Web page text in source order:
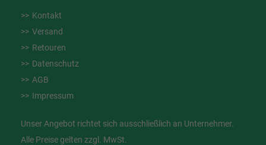
Kontakt
Versand
Retouren
Datenschutz
AGB
Impressum
Unser Angebot richtet sich ausschließlich an Unternehmer.
Alle Preise gelten zzgl. MwSt.